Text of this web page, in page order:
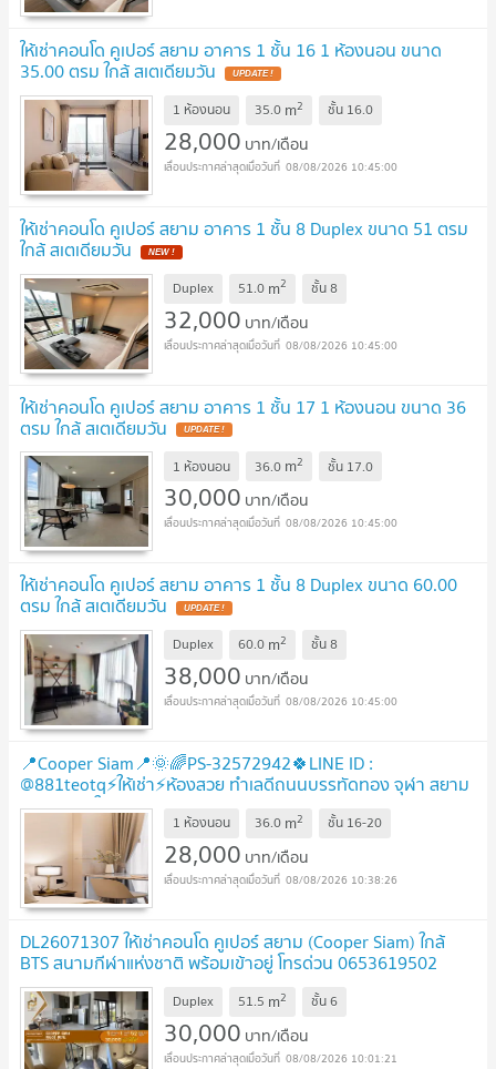
ให้เช่าคอนโด คูเปอร์ สยาม อาคาร 1 ชั้น 16 1 ห้องนอน ขนาด
35.00 ตรม ใกล้ สเตเดียมวัน
1 ห้องนอน 35.0 m2 ชั้น 16.0
28,000 บาท/เดือน
08/08/2026 10:45:00
ให้เช่าคอนโด คูเปอร์ สยาม อาคาร 1 ชั้น 8 Duplex ขนาด 51 ตรม
ใกล้ สเตเดียมวัน
Duplex 51.0 m2 ชั้น8
32,000 บาท/เดือน
08/08/2026 10:45:00
ให้เช่าคอนโด คูเปอร์ สยาม อาคาร 1 ชั้น 17 1 ห้องนอน ขนาด 36
ตรม ใกล้ สเตเดียมวัน
1 ห้องนอน 36.0 m2 ชั้น 17.0
30,000 บาท/เดือน
08/08/2026 10:45:00
ให้เช่าคอนโด คูเปอร์ สยาม อาคาร 1 ชั้น 8 Duplex ขนาด 60.00
ตรม ใกล้ สเตเดียมวัน
Duplex 60.0 m2 ชั้น8
38,000 บาท/เดือน
08/08/2026 10:45:00
📍Cooper Siam📍🌞🌈PS-32572942🍀LINE ID :
@881teotq⚡ให้เช่า⚡ห้องสวย ทำเลดีถนนบรรทัดทอง จุฬา สยาม
พารากอน ใกล้ทางด่วนศรีรัช🚅BTS สยาม
1 ห้องนอน 36.0 m2 ชั้น 16-20
28,000 บาท/เดือน
08/08/2026 10:38:26
DL26071307 ให้เช่าคอนโด คูเปอร์ สยาม (Cooper Siam) ใกล้
BTS สนามกีฬาแห่งชาติ พร้อมเข้าอยู่ โทรด่วน 0653619502
LineID @952jdxxk
Duplex 51.5 m2 ชั้น6
30,000 บาท/เดือน
08/08/2026 10:01:21